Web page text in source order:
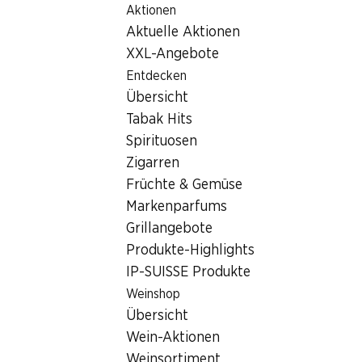
Aktionen
Aktuelle Aktionen
XXL-Angebote
Entdecken
Übersicht
Tabak Hits
Spirituosen
Zigarren
Früchte & Gemüse
Markenparfums
Grillangebote
Produkte-Highlights
IP-SUISSE Produkte
Weinshop
Übersicht
Wein-Aktionen
Filialsuche
Denner Filiale Unterdorf 36, 4712 Laupersdorf
4712 Laupersdorf
Unterdorf 36, 4712 Laupersdorf
Öffnungszeiten